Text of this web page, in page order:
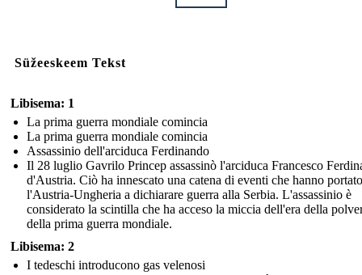
Süžeeskeem Tekst
Libisema: 1
La prima guerra mondiale comincia
La prima guerra mondiale comincia
Assassinio dell'arciduca Ferdinando
Il 28 luglio Gavrilo Princep assassinò l'arciduca Francesco
d'Austria. Ciò ha innescato una catena di eventi che hanno portato
l'Austria-Ungheria a dichiarare guerra alla Serbia. L'assassinio è
considerato la scintilla che ha acceso la miccia dell'era della
della prima guerra mondiale.
Libisema: 2
I tedeschi introducono gas velenosi